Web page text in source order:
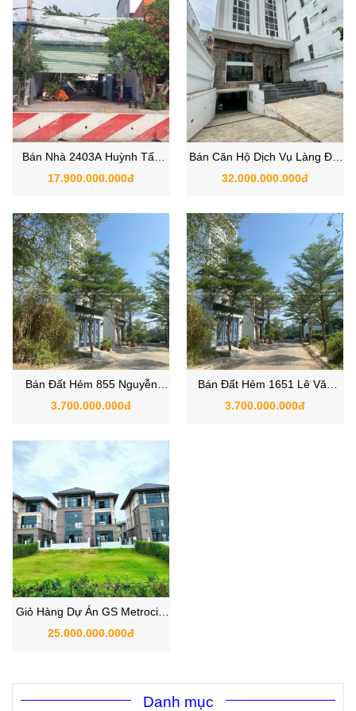
Bán Nhà 2403A Huỳnh Tấn
Phát, Xã Nhà Bè, TPHCM
17.900.000.000đ
Bán Căn Hộ Dịch Vụ Làng Đại
Học, Xã Phước Kiển, Huyện
32.000.000.000đ
Bán Đất Hẻm 855 Nguyễn
Bình , Xã Nhơn Đức, Huyện
3.700.000.000đ
Bán Đất Hẻm 1651 Lê Văn
Lương, Xã Nhơn Đức , Huyện
3.700.000.000đ
Giỏ Hàng Dự Án GS Metrocity
Zeitgeist Nhà Bè 9/2025
25.000.000.000đ
Danh mục